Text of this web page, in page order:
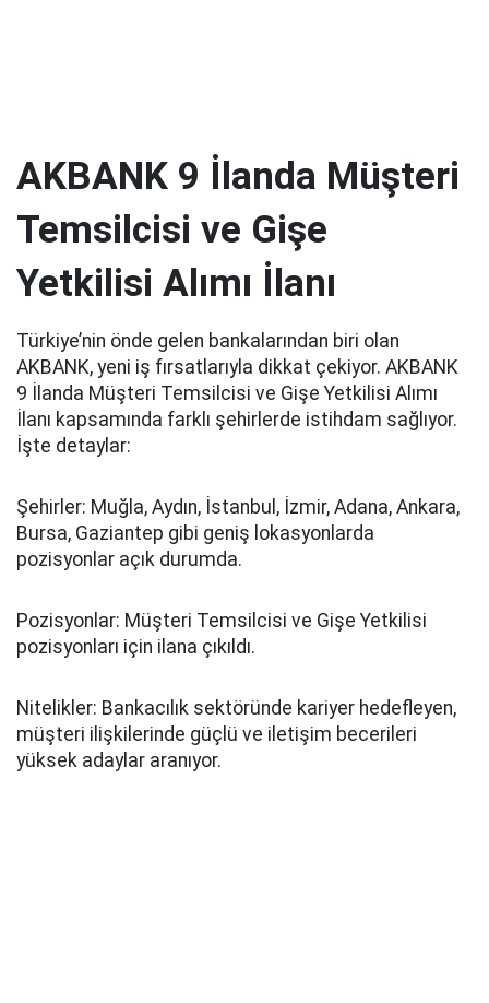
AKBANK 9 İlanda Müşteri
Temsilcisi ve Gişe
Yetkilisi Alımı İlanı
Türkiye’nin önde gelen bankalarından biri olan
AKBANK, yeni iş fırsatlarıyla dikkat çekiyor. AKBANK
9 İlanda Müşteri Temsilcisi ve Gişe Yetkilisi Alımı
İlanı kapsamında farklı şehirlerde istihdam sağlıyor.
İşte detaylar:
Şehirler: Muğla, Aydın, İstanbul, İzmir, Adana, Ankara,
Bursa, Gaziantep gibi geniş lokasyonlarda
pozisyonlar açık durumda.
Pozisyonlar: Müşteri Temsilcisi ve Gişe Yetkilisi
pozisyonları için ilana çıkıldı.
Nitelikler: Bankacılık sektöründe kariyer hedefleyen,
müşteri ilişkilerinde güçlü ve iletişim becerileri
yüksek adaylar aranıyor.